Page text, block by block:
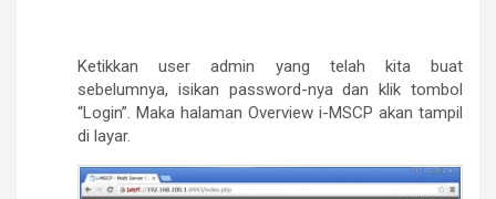
Ketikkan user admin yang telah kita buat
sebelumnya, isikan password-nya dan klik tombol
“Login”. Maka halaman Overview i-MSCP akan tampil
di layar.